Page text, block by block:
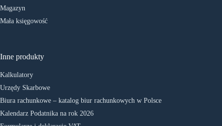
Magazyn
Mała księgowość
Inne produkty
Kalkulatory
Urzędy Skarbowe
Biura rachunkowe – katalog biur rachunkowych w Polsce
Kalendarz Podatnika na rok 2026